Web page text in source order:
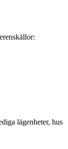
lägenheter, hus